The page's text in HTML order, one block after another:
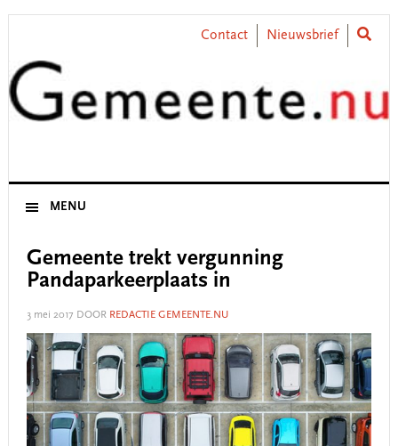
Skip
primary
navigation
Skip
content
Skip
primary
sidebar
Skip
footer
Contact Nieuwsbrief
MENU
Gemeente trekt vergunning
Pandaparkeerplaats in
3 mei 2017 DOOR REDACTIE GEMEENTE.NU